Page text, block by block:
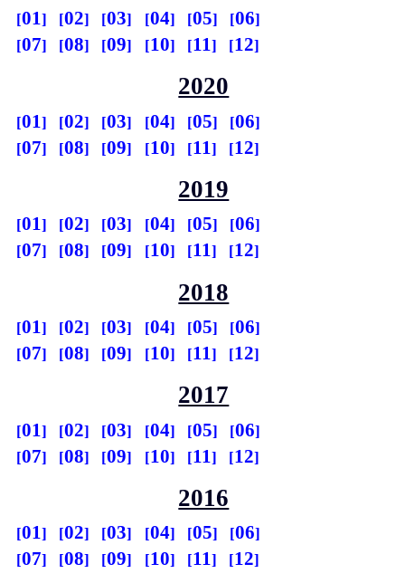
01 02 03 04 05
06
07
08 09 10 11 12
2020
01 02 03 04 05
06
07
08 09 10 11 12
2019
01 02 03 04 05
06
07
08 09 10 11 12
2018
01 02 03 04 05
06
07
08 09 10 11 12
2017
01 02 03 04 05
06
07
08 09 10 11 12
2016
01 02 03 04 05
06
07
08 09 10 11 12